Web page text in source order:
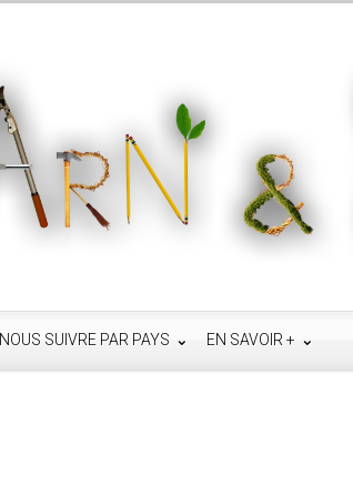
NOUS SUIVRE PAR PAYS EN SAVOIR +